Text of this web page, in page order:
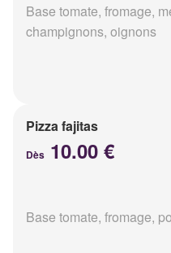
Base tomate, fromage,
champignons, oignons
Pizza fajitas
Dès 10.00 €
Base tomate, fromage,